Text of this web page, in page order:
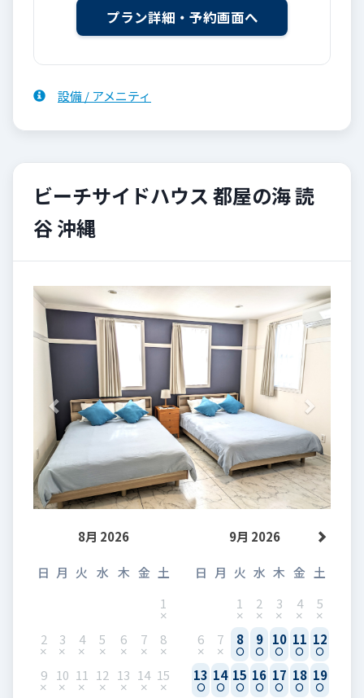
設備 / アメニティ
ビーチサイドハウス 都屋の海 読
谷 沖縄
Previous Next
8月 2026
日 月 火 水 木 金 土
1
2 3 4 5 6 7 8
9 10 11 12 13 14 15
9月 2026
日 月 火 水 木 金 土
1
2 3 4 5
6 7 8 9 10 11 12
13 14 15 16 17 18 19